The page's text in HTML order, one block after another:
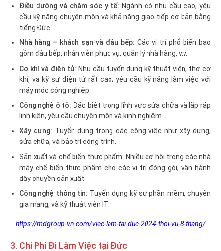
Điều dưỡng và chăm sóc y tế: Ngành có nhu cầu cao, yêu
cầu kỹ năng chuyên môn và khả năng giao tiếp cơ bản bằng
tiếng Đức.
Nhà hàng – khách sạn và đầu bếp: Các vị trí phổ biến bao
gồm đầu bếp, nhân viên phục vụ, quản lý nhà hàng, v.v.
Cơ khí và điện tử: Nhu cầu tuyển dụng kỹ thuật viên, thợ cơ
khí, và kỹ sư điện tử rất cao; yêu cầu kỹ năng làm việc với
máy móc công nghiệp.
Công nghệ ô tô: Đặc biệt trong lĩnh vực sửa chữa và lắp ráp
linh kiện, yêu cầu chuyên môn và kinh nghiệm.
Xây dựng: Tuyển dụng trong các công việc như xây dựng,
sửa chữa, và bảo trì công trình.
Sản xuất và chế biến thực phẩm: Nhiều cơ hội trong các nhà
máy chế biến thực phẩm cho các vị trí đóng gói, vận hành
dây chuyền sản xuất.
Công nghệ thông tin: Tuyển dụng kỹ sư phần mềm, chuyên
gia mạng, và kỹ thuật viên IT.
https://mdgroup-vn.com/viec-lam-tai-duc-2024-thoi-vu-8-thang/
3. Chi Phí Đi Làm Việc tại Đức